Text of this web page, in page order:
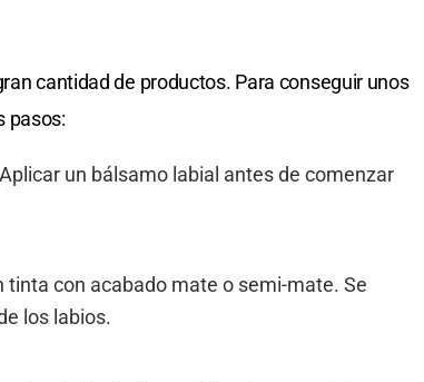
cantidad de productos. Para conseguir unos
pasos:
un bálsamo labial antes de comenzar
tinta con acabado mate o semi-mate. Se
los labios.